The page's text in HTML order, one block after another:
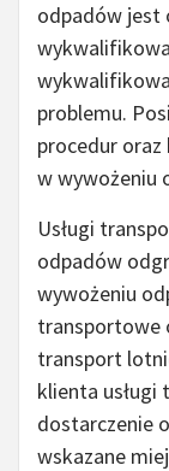
odpadów jest
problemu.
procedur oraz
w wywożeniu
Usługi
odpadów
wywożeniu
transportowe
transport
klienta usługi
dostarczenie
wskazane